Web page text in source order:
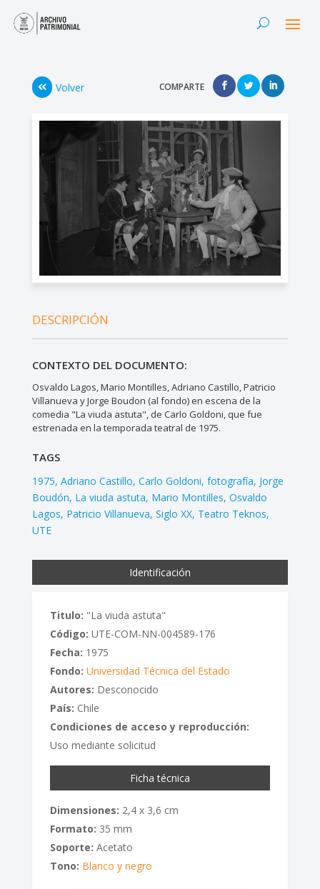
Volver COMPARTE
DESCRIPCIÓN
CONTEXTO DEL DOCUMENTO:
Osvaldo Lagos, Mario Montilles, Adriano Castillo, Patricio
Villanueva y Jorge Boudon (al fondo) en escena de la
comedia "La viuda astuta", de Carlo Goldoni, que fue
estrenada en la temporada teatral de 1975.
TAGS
1975 Adriano Castillo Carlo Goldoni fotografía Jorge
Boudón La viuda astuta Mario Montilles Osvaldo
Lagos Patricio Villanueva Siglo XX Teatro Teknos
UTE
Identificación
Titulo: "La viuda astuta"
Código: UTE-COM-NN-004589-176
Fecha: 1975
Fondo: Universidad Técnica del Estado
Autores: Desconocido
País: Chile
Condiciones de acceso y reproducción:
Uso mediante solicitud
Ficha técnica
Dimensiones: 2,4 x 3,6 cm
Formato: 35 mm
Soporte: Acetato
Tono: Blanco y negro